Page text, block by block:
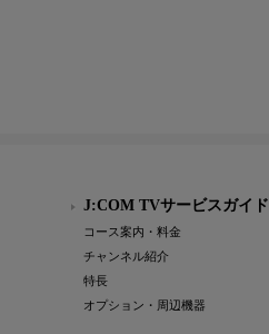
J:COM TVサービスガイド
コース案内・料金
チャンネル紹介
特長
オプション・周辺機器